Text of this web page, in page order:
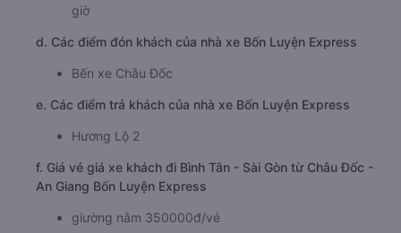
giờ
d. Các điểm đón khách của nhà xe Bốn Luyện Express
Bến xe Châu Đốc
e. Các điểm trả khách của nhà xe Bốn Luyện Express
Hương Lộ 2
f. Giá vé giá xe khách đi Bình Tân - Sài Gòn từ Châu Đốc -
An Giang Bốn Luyện Express
giường nằm 350000đ/vé